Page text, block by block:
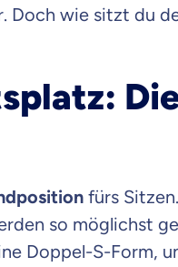
Doch wie sitzt du
fürs
so möglichst
Doppel-S-Form,